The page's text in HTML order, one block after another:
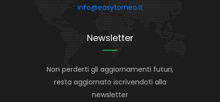
info@easytorneo.it
Newsletter
Non perderti gli aggiornamenti futuri,
resta aggiornato iscrivendoti alla
newsletter